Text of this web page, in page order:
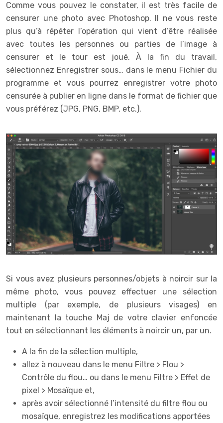
Comme vous pouvez le constater, il est très facile de
censurer une photo avec Photoshop. Il ne vous reste
plus qu’à répéter l’opération qui vient d’être réalisée
avec toutes les personnes ou parties de l’image à
censurer et le tour est joué. À la fin du travail,
sélectionnez Enregistrer sous… dans le menu Fichier du
programme et vous pourrez enregistrer votre photo
censurée à publier en ligne dans le format de fichier que
vous préférez (JPG, PNG, BMP, etc.).
Si vous avez plusieurs personnes/objets à noircir sur la
même photo, vous pouvez effectuer une sélection
multiple (par exemple, de plusieurs visages) en
maintenant la touche Maj de votre clavier enfoncée
tout en sélectionnant les éléments à noircir un, par un.
A la fin de la sélection multiple,
allez à nouveau dans le menu Filtre > Flou >
Contrôle du flou… ou dans le menu Filtre > Effet de
pixel > Mosaïque et,
après avoir sélectionné l’intensité du filtre flou ou
mosaïque, enregistrez les modifications apportées